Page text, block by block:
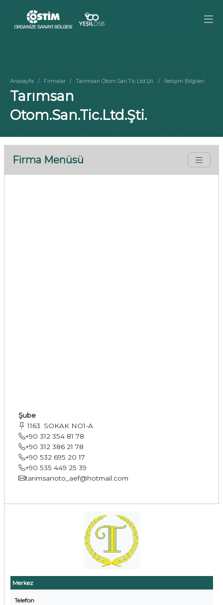
Anasayfa Firmalar Tarımsan Otom.San.Tic.Ltd.Şti. İletişim Bilgileri
Tarımsan
Otom.San.Tic.Ltd.Şti.
Firma Menüsü
Merkez
Telefon
Şube
1163. SOKAK NO1-A
+90 312 354 81 78
+90 312 386 21 78
+90 532 695 20 17
+90 535 449 25 39
tarimsanoto_aef@hotmail.com